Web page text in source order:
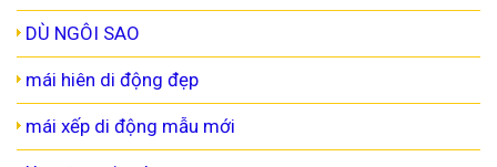
DÙ NGÔI SAO
mái hiên di động đẹp
mái xếp di động mẫu mới